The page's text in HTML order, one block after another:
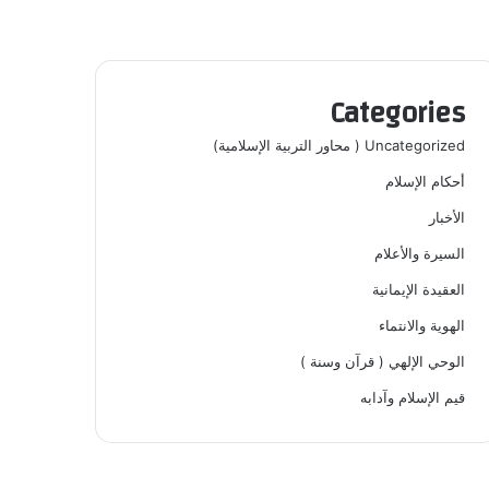
Categories
Uncategorized ( محاور التربية الإسلامية)
أحكام الإسلام
الأخبار
السيرة والأعلام
العقيدة الإيمانية
الهوية والانتماء
الوحي الإلهي ( قرآن وسنة )
قيم الإسلام وآدابه